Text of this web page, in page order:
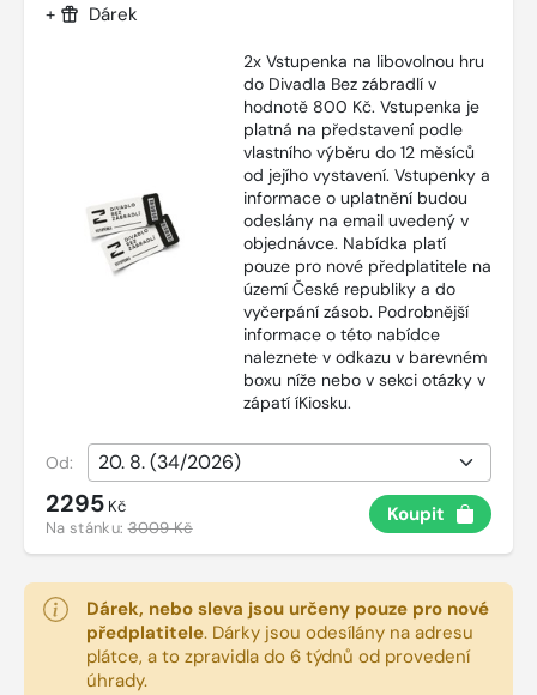
+ Dárek
2x Vstupenka na libovolnou hru
do Divadla Bez zábradlí v
hodnotě 800 Kč. Vstupenka je
platná na představení podle
vlastního výběru do 12 měsíců
od jejího vystavení. Vstupenky a
informace o uplatnění budou
odeslány na email uvedený v
objednávce. Nabídka platí
pouze pro nové předplatitele na
území České republiky a do
vyčerpání zásob. Podrobnější
informace o této nabídce
naleznete v odkazu v barevném
boxu níže nebo v sekci otázky v
zápatí íKiosku.
Od:
2295 Kč
Na stánku:3009 Kč
Koupit
Dárek, nebo sleva jsou určeny pouze pro nové
předplatitele. Dárky jsou odesílány na adresu
plátce, a to zpravidla do 6 týdnů od provedení
úhrady.